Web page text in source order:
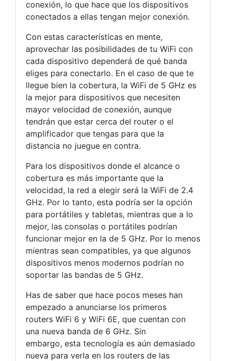
conexión, lo que hace que los dispositivos
conectados a ellas tengan mejor conexión.
Con estas características en mente,
aprovechar las posibilidades de tu WiFi con
cada dispositivo dependerá de qué banda
eliges para conectarlo. En el caso de que te
llegue bien la cobertura, la WiFi de 5 GHz es
la mejor para dispositivos que necesiten
mayor velocidad de conexión, aunque
tendrán que estar cerca del router o el
amplificador que tengas para que la
distancia no juegue en contra.
Para los dispositivos donde el alcance o
cobertura es más importante que la
velocidad, la red a elegir será la WiFi de 2.4
GHz. Por lo tanto, esta podría ser la opción
para portátiles y tabletas, mientras que a lo
mejor, las consolas o portátiles podrían
funcionar mejor en la de 5 GHz. Por lo menos
mientras sean compatibles, ya que algunos
dispositivos menos modernos podrían no
soportar las bandas de 5 GHz.
Has de saber que hace pocos meses han
empezado a anunciarse los primeros
routers WiFi 6 y WiFi 6E, que cuentan con
una nueva banda de 6 GHz. Sin
embargo, esta tecnología es aún demasiado
nueva para verla en los routers de las